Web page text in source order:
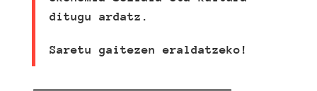
ditugu ardatz.
Saretu gaitezen eraldatzeko!